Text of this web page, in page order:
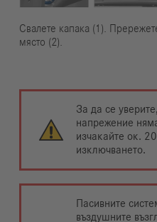
Свалете капака (1).
място (2).
За да се
напрежение
изчакайте ок.
изключването.
Пасивните
въздушните